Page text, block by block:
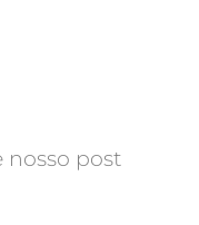
nosso post